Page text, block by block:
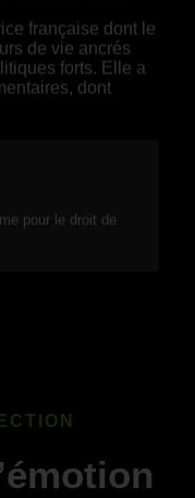
française dont le
de vie ancrés
forts. Elle a
dont
pour le droit de